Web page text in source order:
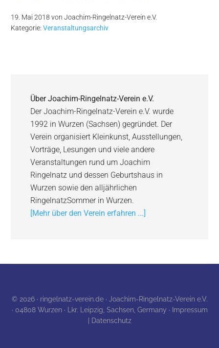
19. Mai 2018 vonJoachim-Ringelnatz-Verein e.V.
Kategorie:Veranstaltungsarchiv
ÜberJoachim-Ringelnatz-Verein e.V.
Der Joachim-Ringelnatz-Verein e.V. wurde
1992 in Wurzen (Sachsen) gegründet. Der
Verein organisiert Kleinkunst, Ausstellungen,
Vorträge, Lesungen und viele andere
Veranstaltungen rund um Joachim
Ringelnatz und dessen Geburtshaus in
Wurzen sowie den alljährlichen
RingelnatzSommer in Wurzen.
[Mehr über den Verein erfahren ...]
© 2026 · ringelnatz-verein.de · Joachim-Ringelnatz-Verein e.V.
· 04808 Wurzen · Lkr. Leipzig, Sachsen, Germany · Impressum
| Datenschutz